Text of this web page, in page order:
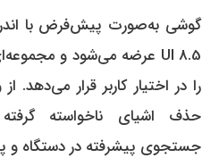
را در اختیار کاربر قرار
حذف اشیای ناخواسته
جستجوی پیشرفته در دستگاه و